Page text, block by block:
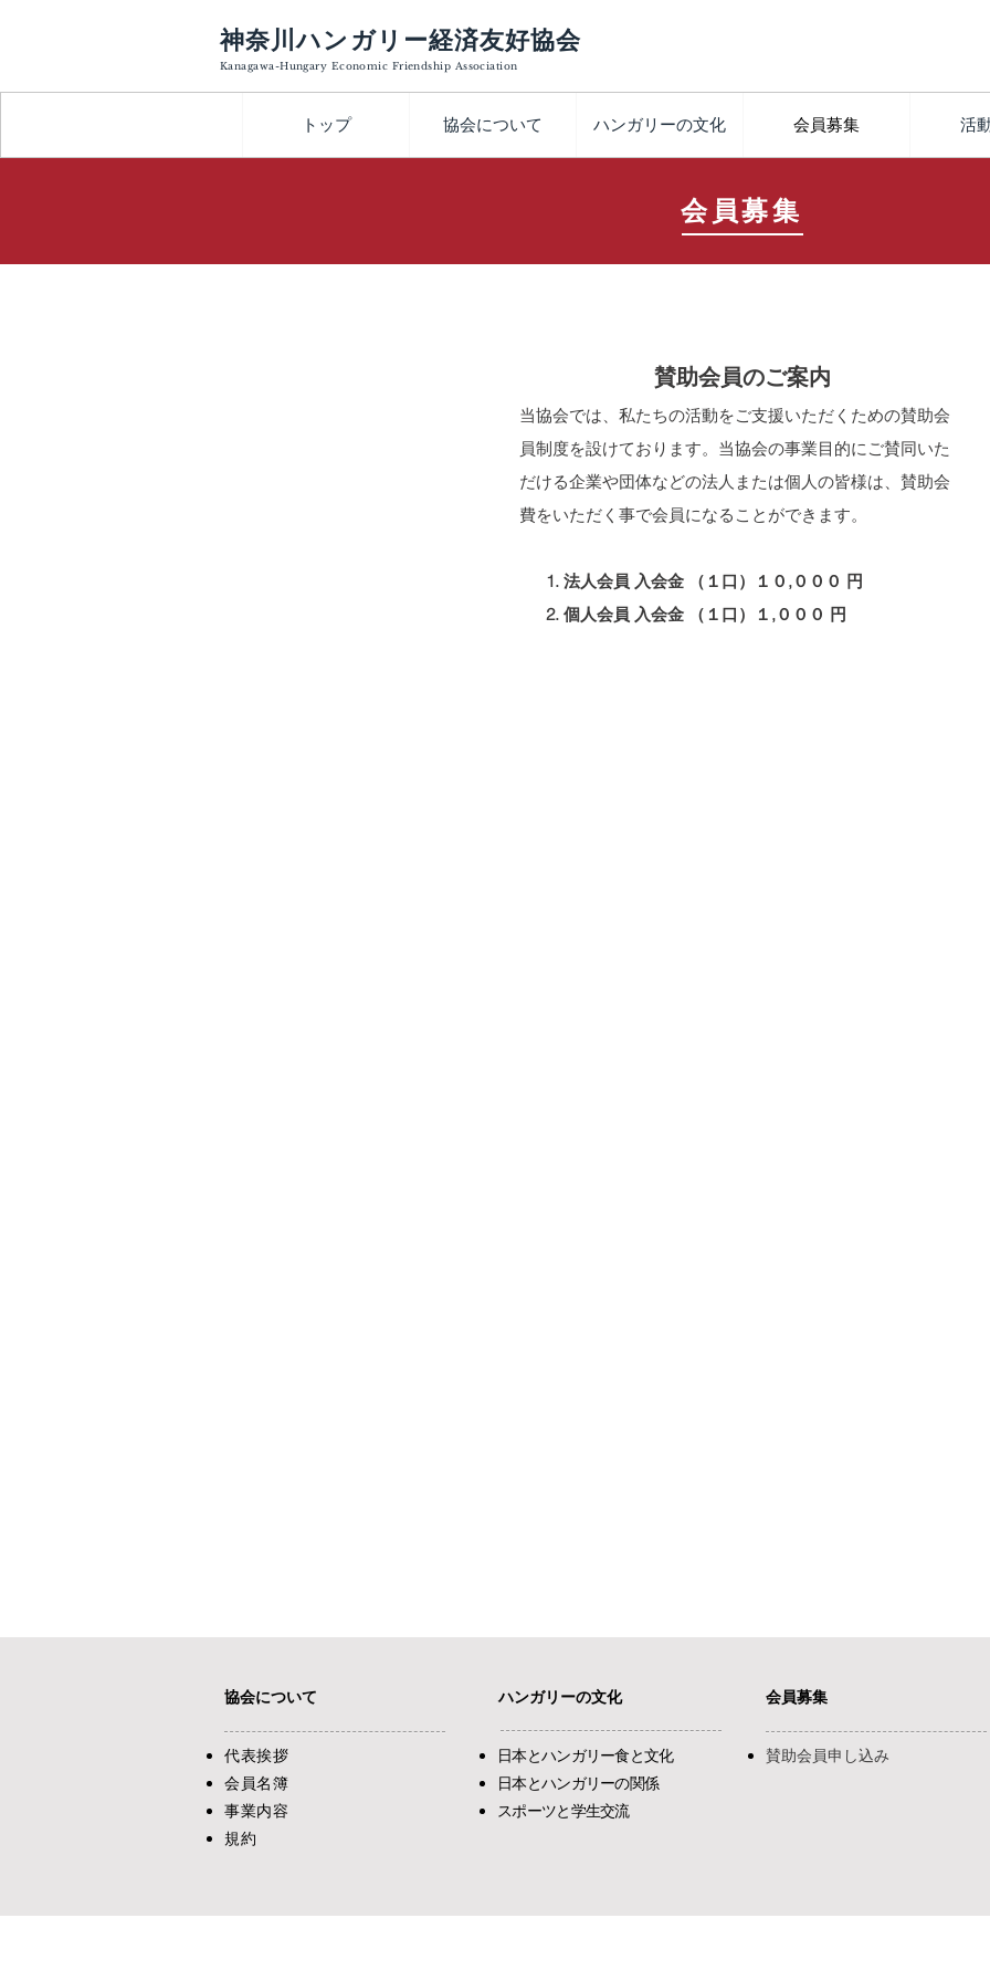
神奈川ハンガリー経済友好協会
Kanagawa-Hungary Economic Friendship Association
トップ 協会について ハンガリーの文化 会員募集 活
会員募集
賛助会員のご案内
当協会では、私たちの活動をご支援いただくための賛助会
員制度を設けております。当協会の事業目的にご賛同いた
だける企業や団体などの法人または個人の皆様は、賛助会
費をいただく事で会員になることができます。
法人会員 入会金 （１口）１０,０００ 円
個人会員 入会金 （１口）１,０００ 円
協会について
代表挨拶
​会員名簿
事業内容
​規約
ハンガリーの文化
日本とハンガリー食と文化
日本とハンガリーの関係
​スポーツと学生交流
会員募集
​賛助会員申し込み